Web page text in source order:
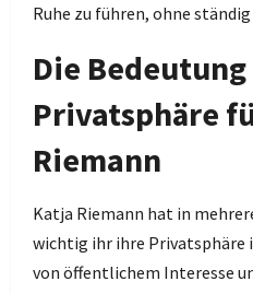
Ruhe zu führen, ohne
Die
Privatsphäre
Riemann
Katja Riemann hat in
wichtig ihr ihre Privatsphäre
von öffentlichem Interesse